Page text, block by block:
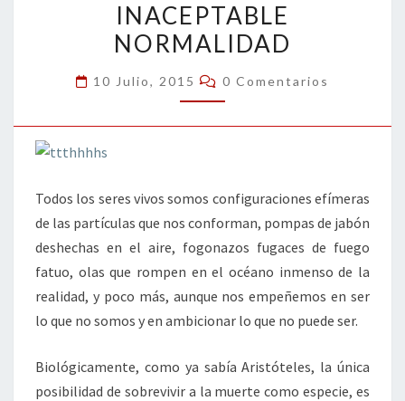
NORMALIDAD
INACEPTABLE
NORMALIDAD
10 Julio, 2015 Comentarios
0 Comentarios
Todos los seres vivos somos configuraciones efímeras
de las partículas que nos conforman, pompas de jabón
deshechas en el aire, fogonazos fugaces de fuego
fatuo, olas que rompen en el océano inmenso de la
realidad, y poco más, aunque nos empeñemos en ser
lo que no somos y en ambicionar lo que no puede ser.
Biológicamente, como ya sabía Aristóteles, la única
posibilidad de sobrevivir a la muerte como especie, es